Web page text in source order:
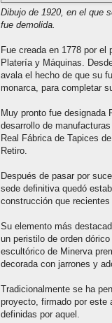
Dibujo de 1920, en el que
fue demolida.
Fue creada en 1778 por
Platería y Máquinas.
avala el hecho de que su
monarca, para completar
Muy pronto fue designada
desarrollo de
Real Fábrica de Tapices
Retiro.
Después de pasar por
sede definitiva quedó
construcción que
Su elemento más
un peristilo de orden
escultórico de Minerva
decorada con jarrones y
Tradicionalmente se ha
proyecto, firmado por este
definidas por aquel.